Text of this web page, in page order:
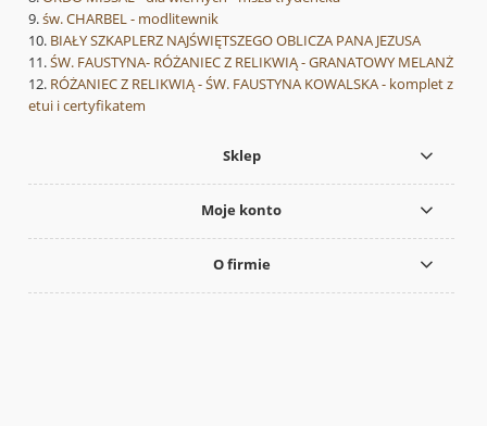
św. CHARBEL - modlitewnik
BIAŁY SZKAPLERZ NAJŚWIĘTSZEGO OBLICZA PANA JEZUSA
ŚW. FAUSTYNA- RÓŻANIEC Z RELIKWIĄ - GRANATOWY MELANŻ
RÓŻANIEC Z RELIKWIĄ - ŚW. FAUSTYNA KOWALSKA - komplet z
etui i certyfikatem
Sklep
Moje konto
O firmie